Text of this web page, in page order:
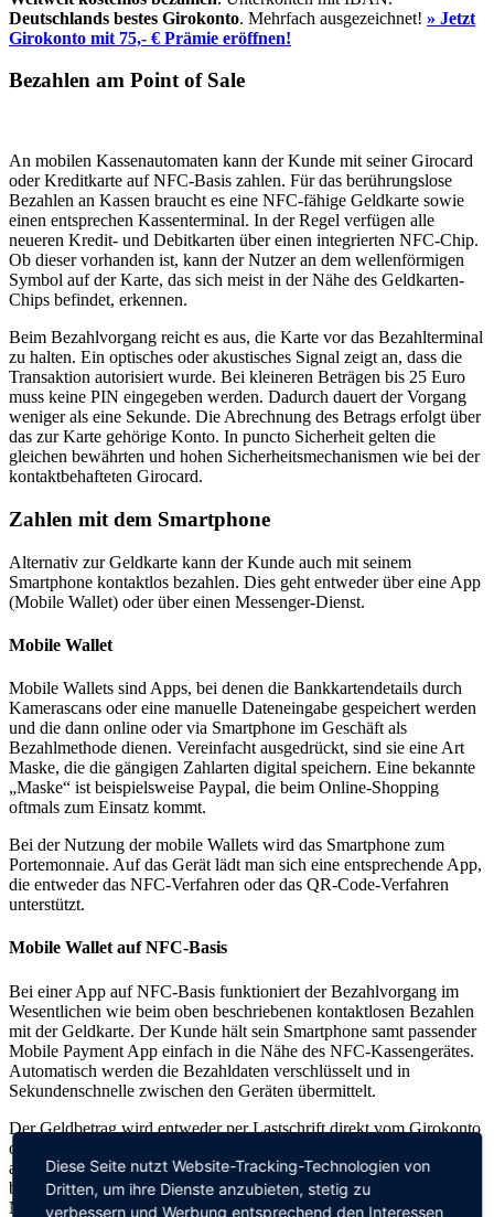
Deutschlands bestes Girokonto. Mehrfach ausgezeichnet! » Jetzt
Girokonto mit 75,- € Prämie eröffnen!
Bezahlen am Point of Sale
An mobilen Kassenautomaten kann der Kunde mit seiner Girocard
oder Kreditkarte auf NFC-Basis zahlen. Für das berührungslose
Bezahlen an Kassen braucht es eine NFC-fähige Geldkarte sowie
einen entsprechen Kassenterminal. In der Regel verfügen alle
neueren Kredit- und Debitkarten über einen integrierten NFC-Chip.
Ob dieser vorhanden ist, kann der Nutzer an dem wellenförmigen
Symbol auf der Karte, das sich meist in der Nähe des Geldkarten-
Chips befindet, erkennen.
Beim Bezahlvorgang reicht es aus, die Karte vor das Bezahlterminal
zu halten. Ein optisches oder akustisches Signal zeigt an, dass die
Transaktion autorisiert wurde. Bei kleineren Beträgen bis 25 Euro
muss keine PIN eingegeben werden. Dadurch dauert der Vorgang
weniger als eine Sekunde. Die Abrechnung des Betrags erfolgt über
das zur Karte gehörige Konto. In puncto Sicherheit gelten die
gleichen bewährten und hohen Sicherheitsmechanismen wie bei der
kontaktbehafteten Girocard.
Zahlen mit dem Smartphone
Alternativ zur Geldkarte kann der Kunde auch mit seinem
Smartphone kontaktlos bezahlen. Dies geht entweder über eine App
(Mobile Wallet) oder über einen Messenger-Dienst.
Mobile Wallet
Mobile Wallets sind Apps, bei denen die Bankkartendetails durch
Kamerascans oder eine manuelle Dateneingabe gespeichert werden
und die dann online oder via Smartphone im Geschäft als
Bezahlmethode dienen. Vereinfacht ausgedrückt, sind sie eine Art
Maske, die die gängigen Zahlarten digital speichern. Eine bekannte
„Maske“ ist beispielsweise Paypal, die beim Online-Shopping
oftmals zum Einsatz kommt.
Bei der Nutzung der mobile Wallets wird das Smartphone zum
Portemonnaie. Auf das Gerät lädt man sich eine entsprechende App,
die entweder das NFC-Verfahren oder das QR-Code-Verfahren
unterstützt.
Mobile Wallet auf NFC-Basis
Bei einer App auf NFC-Basis funktioniert der Bezahlvorgang im
Wesentlichen wie beim oben beschriebenen kontaktlosen Bezahlen
mit der Geldkarte. Der Kunde hält sein Smartphone samt passender
Mobile Payment App einfach in die Nähe des NFC-Kassengerätes.
Automatisch werden die Bezahldaten verschlüsselt und in
Sekundenschnelle zwischen den Geräten übermittelt.
Der Geldbetrag wird entweder per Lastschrift direkt vom Girokonto
oder einem aufladbaren Guthaben-Konto innerhalb der App
abgebucht. Voraussetzung dafür sind zwei NFC-fähige Geräte wie
beispielsweise ein NFC-fähiges Kassenterminal (erkennbar am
NFC-Logo) sowie ein NFC-fähiges Smartphone.
Diese Seite nutzt Website-Tracking-Technologien von
Dritten, um ihre Dienste anzubieten, stetig zu
verbessern und Werbung entsprechend den Interessen